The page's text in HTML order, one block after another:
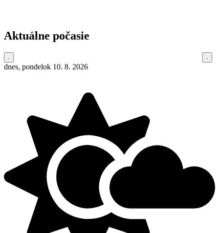
Aktuálne počasie
dnes, pondelok 10. 8. 2026